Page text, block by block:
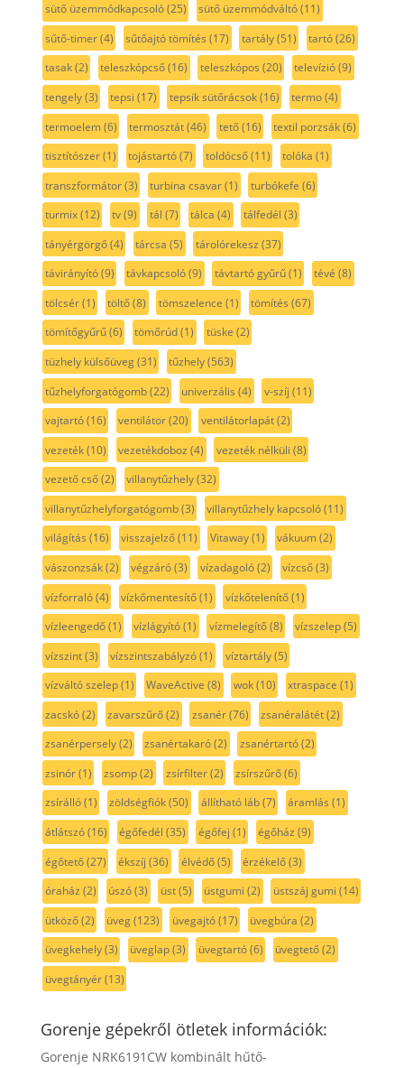
sütő üzemmódkapcsoló(25) sütő üzemmódváltó(11)
sűtő-timer(4) sűtőajtó tömítés (17) tartály(51) tartó(26)
tasak(2) teleszkópcső(16) teleszkópos (20) televízió(9)
tengely(3) tepsi (17) tepsik sütőrácsok(16) termo(4)
termoelem(6) termosztát(46) tető(16) textil porzsák(6)
tisztítószer(1) tojástartó(7) toldócső(11) tolóka (1)
transzformátor(3) turbina csavar(1) turbókefe (6)
turmix(12) tv(9) tál (7) tálca (4) tálfedél (3)
tányérgörgő(4) tárcsa (5) tárolórekesz (37)
távirányító(9) távkapcsoló(9) távtartó gyűrű(1) tévé (8)
tölcsér(1) töltő(8) tömszelence (1) tömítés (67)
tömítőgyűrű(6) tömőrúd(1) tüske (2)
tüzhely külsőüveg(31) tűzhely(563)
tűzhelyforgatógomb(22) univerzális (4) v-szíj (11)
vajtartó(16) ventilátor(20) ventilátorlapát(2)
vezeték(10) vezetékdoboz (4) vezeték nélküli (8)
vezető cső(2) villanytűzhely(32)
villanytűzhelyforgatógomb(3) villanytűzhely kapcsoló(11)
világítás (16) visszajelző(11) Vitaway(1) vákuum(2)
vászonzsák(2) végzáró(3) vízadagoló(2) vízcső(3)
vízforraló(4) vízkőmentesítő(1) vízkőtelenítő(1)
vízleengedő(1) vízlágyító(1) vízmelegítő(8) vízszelep(5)
vízszint(3) vízszintszabályzó(1) víztartály(5)
vízváltó szelep(1) WaveActive (8) wok(10) xtraspace (1)
zacskó(2) zavarszűrő(2) zsanér(76) zsanéralátét(2)
zsanérpersely(2) zsanértakaró(2) zsanértartó(2)
zsinór(1) zsomp(2) zsírfilter(2) zsírszűrő(6)
zsírálló(1) zöldségfiók(50) állítható láb(7) áramlás (1)
átlátszó(16) égőfedél (35) égőfej (1) égőház (9)
égőtető(27) ékszíj (36) élvédő(5) érzékelő(3)
óraház (2) úszó(3) üst(5) üstgumi (2) üstszáj gumi (14)
ütköző(2) üveg(123) üvegajtó(17) üvegbúra (2)
üvegkehely(3) üveglap(3) üvegtartó(6) üvegtető(2)
üvegtányér(13)
Gorenje gépekről ötletek információk:
Gorenje NRK6191CW kombinált hűtő-